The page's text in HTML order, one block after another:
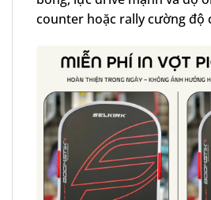
counter hoặc rally cường độ